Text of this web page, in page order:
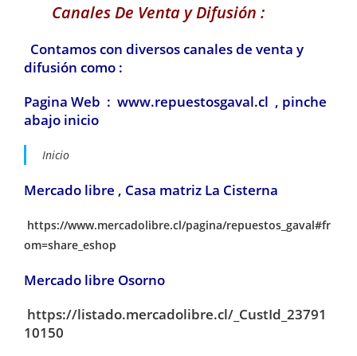
Canales De Venta y Difusión :
Contamos con diversos canales de venta y
difusión como :
Pagina Web : www.repuestosgaval.cl , pinche
abajo inicio
Inicio
Mercado libre , Casa matriz La Cisterna
https://www.mercadolibre.cl/pagina/repuestos_gaval#fr
om=share_eshop
Mercado libre Osorno
https://listado.mercadolibre.cl/_CustId_23791
10150